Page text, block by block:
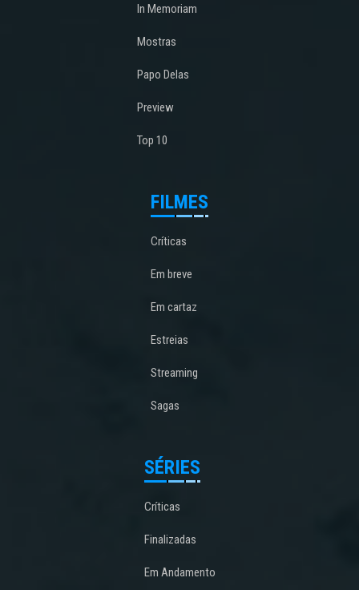
In Memoriam
Mostras
Papo Delas
Preview
Top 10
FILMES
Críticas
Em breve
Em cartaz
Estreias
Streaming
Sagas
SÉRIES
Críticas
Finalizadas
Em Andamento